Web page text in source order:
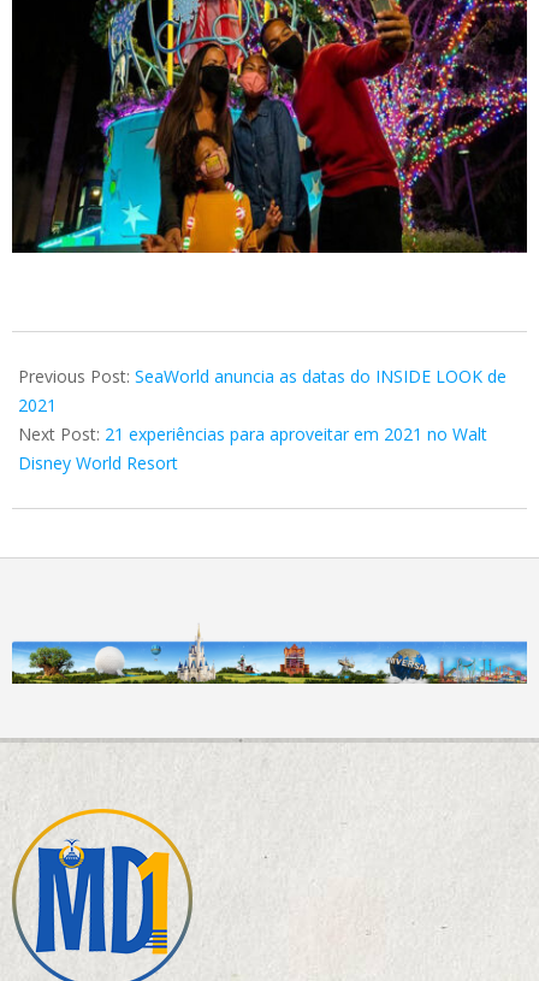
01-
07
Previous Post: SeaWorld anuncia as datas do INSIDE LOOK de
2021
Next Post: 21 experiências para aproveitar em 2021 no Walt
Disney World Resort